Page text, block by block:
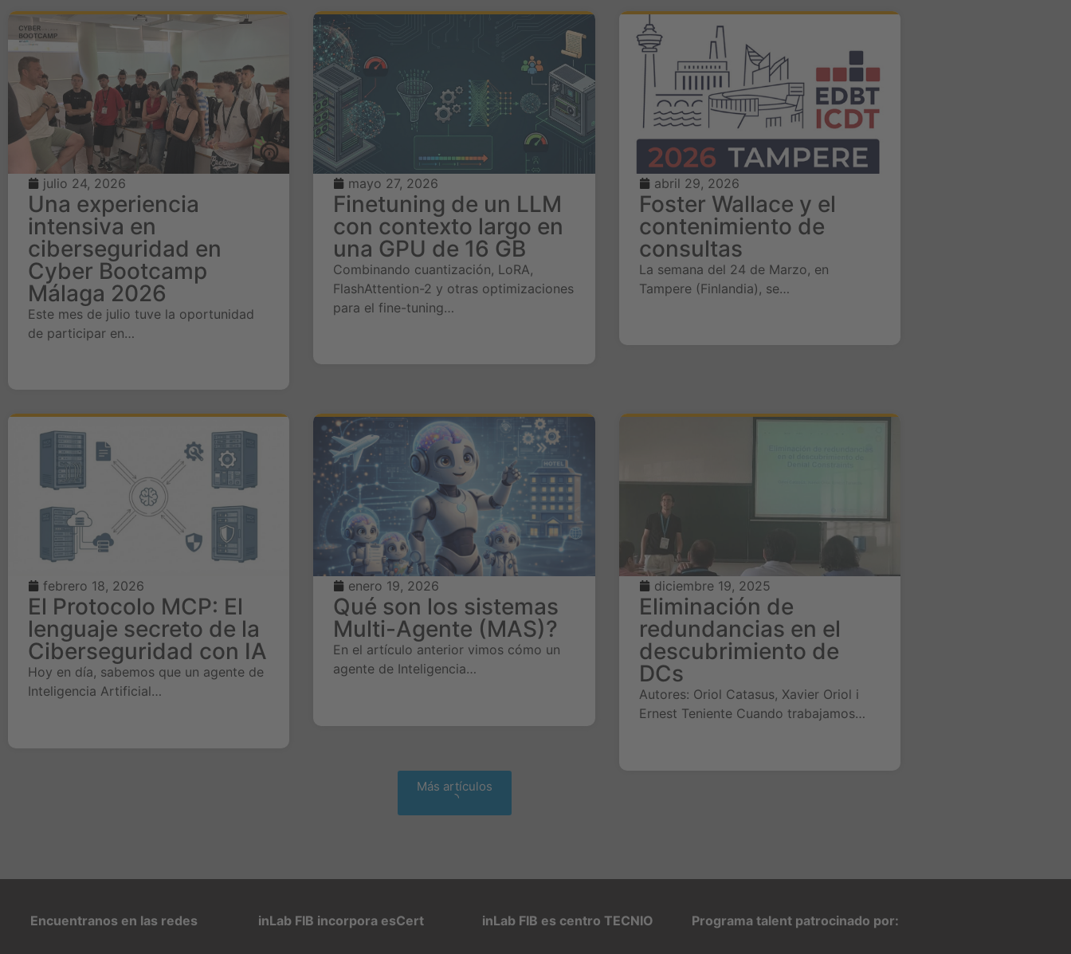
julio 24, 2026
Una experiencia
intensiva en
ciberseguridad en
Cyber Bootcamp
Málaga 2026
Este mes de julio tuve la oportunidad
de participar en…
mayo 27, 2026
Finetuning de un LLM
con contexto largo en
una GPU de 16 GB
Combinando cuantización, LoRA,
FlashAttention-2 y otras optimizaciones
para el fine-tuning…
abril 29, 2026
Foster Wallace y el
contenimiento de
consultas
La semana del 24 de Marzo, en
Tampere (Finlandia), se…
febrero 18, 2026
El Protocolo MCP: El
lenguaje secreto de la
Ciberseguridad con IA
Hoy en día, sabemos que un agente de
Inteligencia Artificial…
enero 19, 2026
Qué son los sistemas
Multi-Agente (MAS)?
En el artículo anterior vimos cómo un
agente de Inteligencia…
diciembre 19, 2025
Eliminación de
redundancias en el
descubrimiento de
DCs
Autores: Oriol Catasus, Xavier Oriol i
Ernest Teniente Cuando trabajamos…
Más artículos
Encuentranos en las redes inLab FIB incorpora esCert inLab FIB es centro TECNIO Programa talent patrocinado por: